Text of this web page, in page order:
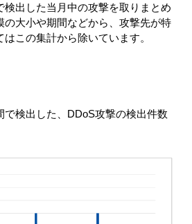
検出した当月中の攻撃を取りまとめ
の大小や期間などから、攻撃先が特
この集計から除いています。
で検出した、DDoS攻撃の検出件数